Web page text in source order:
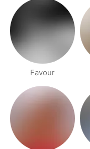
Favour